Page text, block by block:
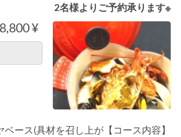
※2名様よりご予約承ります
¥ 8,800
ブイヤベース(具材を召し上が